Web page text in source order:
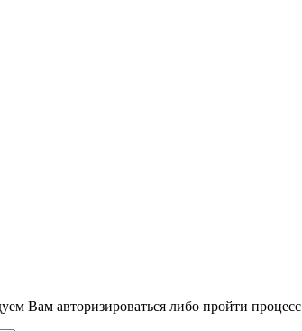
Вам авторизироваться либо пройти процесс